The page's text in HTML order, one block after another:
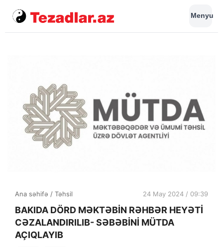
Menyu
Ana səhifə / Təhsil 24 May 2024 / 09:39
BAKIDA DÖRD MƏKTƏBİN RƏHBƏR HEYƏTİ
CƏZALANDIRILIB- SƏBƏBİNİ MÜTDA
AÇIQLAYIB